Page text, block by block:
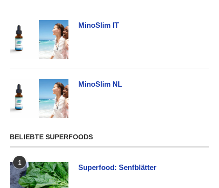
MinoSlim IT
MinoSlim NL
BELIEBTE SUPERFOODS
1
Superfood: Senfblätter